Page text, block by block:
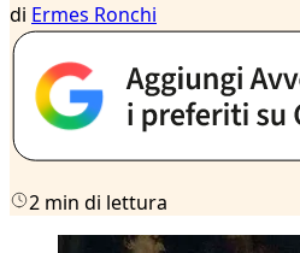
di Ermes Ronchi
2 min di lettura